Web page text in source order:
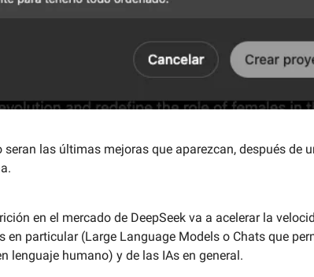
seran las últimas mejoras que aparezcan, después de
en el mercado de DeepSeek va a acelerar la
en particular (Large Language Models o Chats que
lenguaje humano) y de las IAs en general.